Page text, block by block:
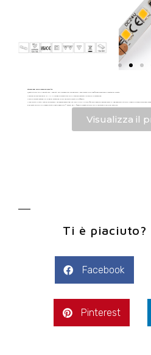
Striscia LED Lynx Premium 9,6W/m
Questa striscia LED è perfetta per i progetti che richiedono un’illuminazione di lunga durata. Offre un’efficienza eccezionale e prestazioni elevate.
Grazie all’elevata potenza e al grado di protezione IP20, è una scelta versatile e affidabile.
Viene fornito in rotoli continui dimmerabili che possono essere tagliati ogni 3 LED. Ciò significa che è possibile personalizzare la lunghezza della striscia in base alle proprie esigenze,
Realizzata con un PCB a doppio strato e nastro adesivo 3M® 300LSE per il fissaggio, questa striscia LED è resistente e facile da installare.
Visualizza il
Ti è piaciuto?
Facebook
Pinterest